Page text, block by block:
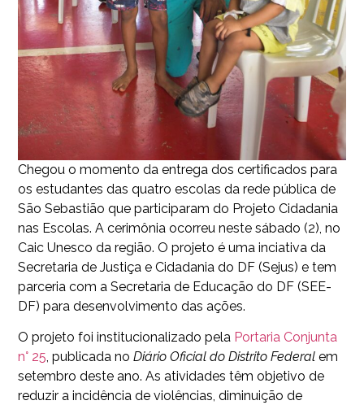
Chegou o momento da entrega dos certificados para
os estudantes das quatro escolas da rede pública de
São Sebastião que participaram do Projeto Cidadania
nas Escolas. A cerimônia ocorreu neste sábado (2), no
Caic Unesco da região. O projeto é uma inciativa da
Secretaria de Justiça e Cidadania do DF (Sejus) e tem
parceria com a Secretaria de Educação do DF (SEE-
DF) para desenvolvimento das ações.
O projeto foi institucionalizado pela Portaria Conjunta
n° 25, publicada no Diário Oficial do Distrito Federal em
setembro deste ano. As atividades têm objetivo de
reduzir a incidência de violências, diminuição de